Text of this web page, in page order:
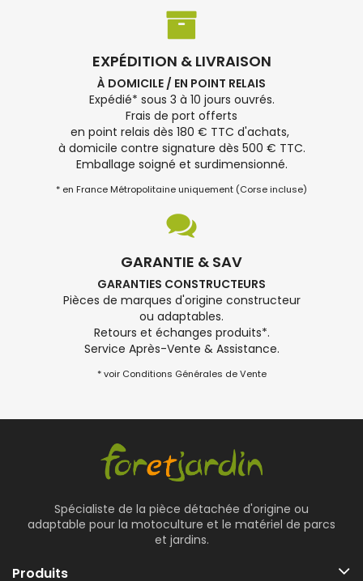
EXPÉDITION & LIVRAISON
À DOMICILE / EN POINT RELAIS
Expédié* sous 3 à 10 jours ouvrés.
Frais de port offerts
en point relais dès 180 € TTC d'achats,
à domicile contre signature dès 500 € TTC.
Emballage soigné et surdimensionné.
* en France Métropolitaine uniquement (Corse incluse)
GARANTIE & SAV
GARANTIES CONSTRUCTEURS
Pièces de marques d'origine constructeur
ou adaptables.
Retours et échanges produits*.
Service Après-Vente & Assistance.
* voir Conditions Générales de Vente
Spécialiste de la pièce détachée d'origine ou
adaptable pour la motoculture et le matériel de parcs
et jardins.
Produits